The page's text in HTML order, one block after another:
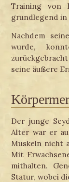
Training von
grundlegend in
Nachdem
wurde,
seine äußere
Der junge
Alter war er
Muskeln nicht
Mit
mithalten.
Statur, wobei